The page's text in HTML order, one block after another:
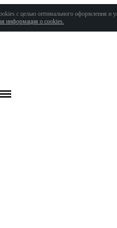
с целью оптимального оформления и
информация о cookies.